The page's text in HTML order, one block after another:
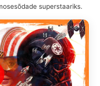
superstaariks.